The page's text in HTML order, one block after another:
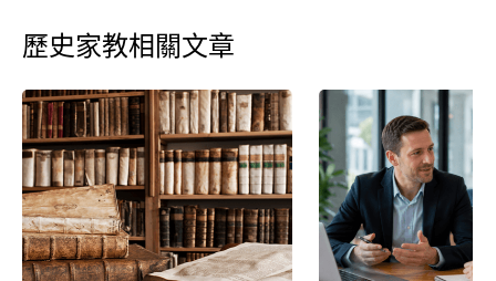
歷史家教相關文章